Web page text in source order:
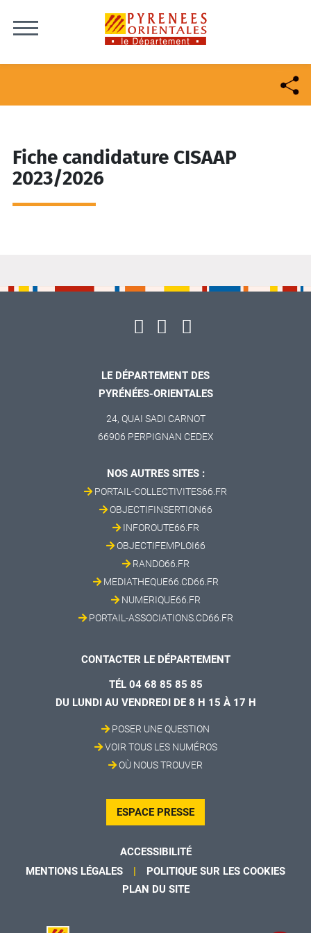
Fiche candidature CISAAP
2023/2026
LE DÉPARTEMENT DES
PYRÉNÉES-ORIENTALES
24, QUAI SADI CARNOT
66906 PERPIGNAN CEDEX
NOS AUTRES SITES :
PORTAIL-COLLECTIVITES66.FR
OBJECTIFINSERTION66
INFOROUTE66.FR
OBJECTIFEMPLOI66
RANDO66.FR
MEDIATHEQUE66.CD66.FR
NUMERIQUE66.FR
PORTAIL-ASSOCIATIONS.CD66.FR
CONTACTER LE DÉPARTEMENT
TÉL 04 68 85 85 85
DU LUNDI AU VENDREDI DE 8 H 15 À 17 H
POSER UNE QUESTION
VOIR TOUS LES NUMÉROS
OÙ NOUS TROUVER
ESPACE PRESSE
ACCESSIBILITÉ
MENTIONS LÉGALES
POLITIQUE SUR LES COOKIES
PLAN DU SITE